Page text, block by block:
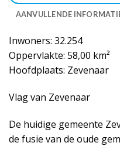
AANVULLENDE
Inwoners: 32.254
Oppervlakte: 58,00 km²
Hoofdplaats: Zevenaar
Vlag van Zevenaar
De huidige gemeente
de fusie van de oude